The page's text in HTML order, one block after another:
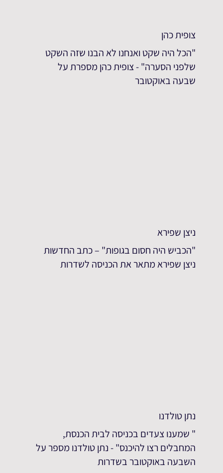
צופית כהן
"הכל היה שקט ואנחנו לא הבנו שזה השקט
שלפני הסערה" - צופית כהן מספרת על
שבעה באוקטובר
ניצן שפירא
"הכביש היה חסום בגופות" – כתב החדשות
ניצן שפירא מתאר את הכניסה לשדרות
נתן טולדנו
" שמענו צעדים בכניסה לבית הכנסת,
המחבלים רצו להיכנס" - נתן טולדנו מספר על
השבעה באוקטובר בשדרות